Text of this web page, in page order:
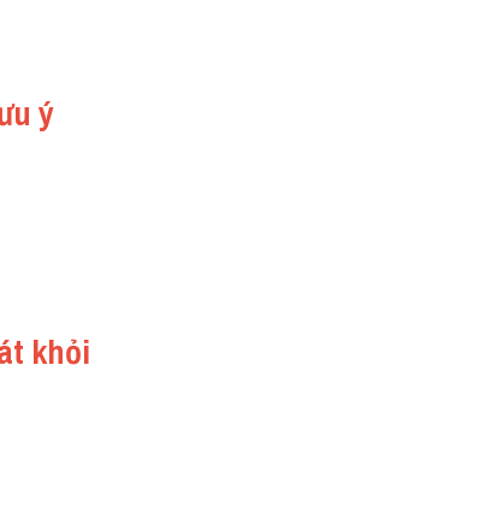
ý
khỏi